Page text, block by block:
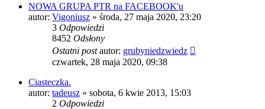
NOWA GRUPA PTR na FACEBOOK'u
autor: Vigoniusz » środa, 27 maja 2020, 23:20
3 Odpowiedzi
8452 Odsłony
Ostatni postautor: grubyniedzwiedz
czwartek, 28 maja 2020, 09:38
Ciasteczka.
autor: tadeusz » sobota, 6 kwie 2013, 15:03
2 Odpowiedzi